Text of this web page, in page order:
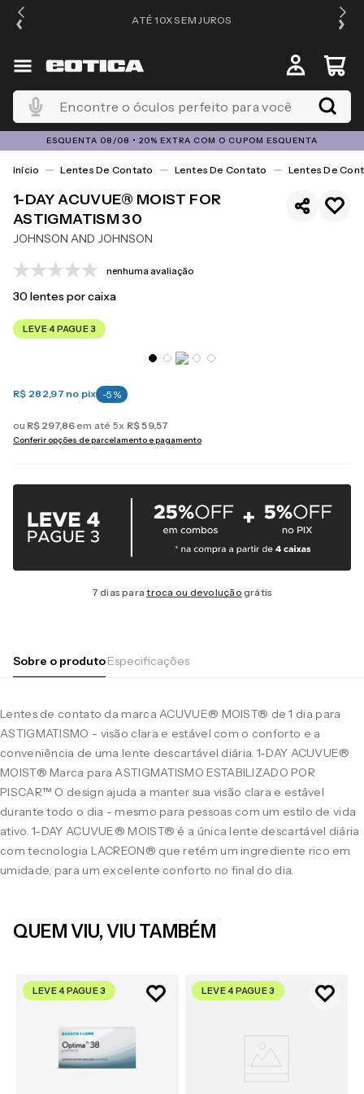
ATÉ 10X SEM JUROS
Encontre o óculos perfeito para você
ESQUENTA 08/08 • 20% EXTRA COM O CUPOM ESQUENTA
Lentes De Contato Lentes De Contato Lentes De
1-DAY ACUVUE® MOIST FOR
ASTIGMATISM 30
JOHNSON AND JOHNSON
nenhuma avaliação
30lentes por caixa
LEVE 4 PAGUE 3
R$ 282,97 no pix -5 %
ou R$ 297,86 em até 5x R$59,57
Conferir opções de parcelamento e pagamento
7 dias paratroca ou devolução grátis
Sobre o produtoEspecificações
Lentes de contato da marca ACUVUE® MOIST® de 1 dia para
ASTIGMATISMO - visão clara e estável com o conforto e a
conveniência de uma lente descartável diária. 1-DAY ACUVUE®
MOIST® Marca para ASTIGMATISMO ESTABILIZADO POR
PISCAR™ O design ajuda a manter sua visão clara e estável
durante todo o dia - mesmo para pessoas com um estilo de vida
ativo. 1-DAY ACUVUE® MOIST® é a única lente descartável diária
com tecnologia LACREON® que retém um ingrediente rico em
umidade, para um excelente conforto no final do dia.
QUEM VIU, VIU TAMBÉM
LEVE 4 PAGUE 3 LEVE 4 PAGUE 3